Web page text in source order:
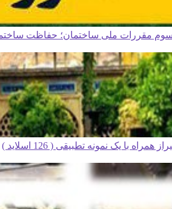
مقررات ملی ساختمان؛ حفاظت
با یک نمونه تطبیقی ( 126 اسلاید )